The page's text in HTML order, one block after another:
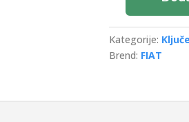
Freemont
ID46
434
Buttons
Kategorije:
Brend: FIAT